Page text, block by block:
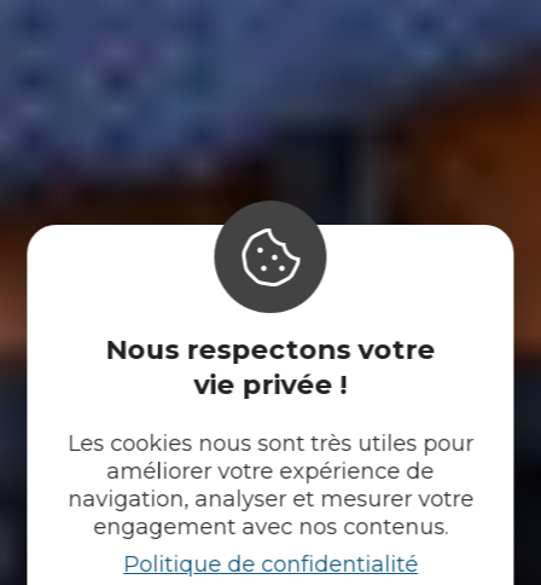
Nous respectons votre
vie privée !
Les cookies nous sont très utiles pour
améliorer votre expérience de
navigation, analyser et mesurer votre
engagement avec nos contenus.
Politique de confidentialité